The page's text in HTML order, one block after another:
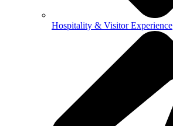
Hospitality & Visitor Experience